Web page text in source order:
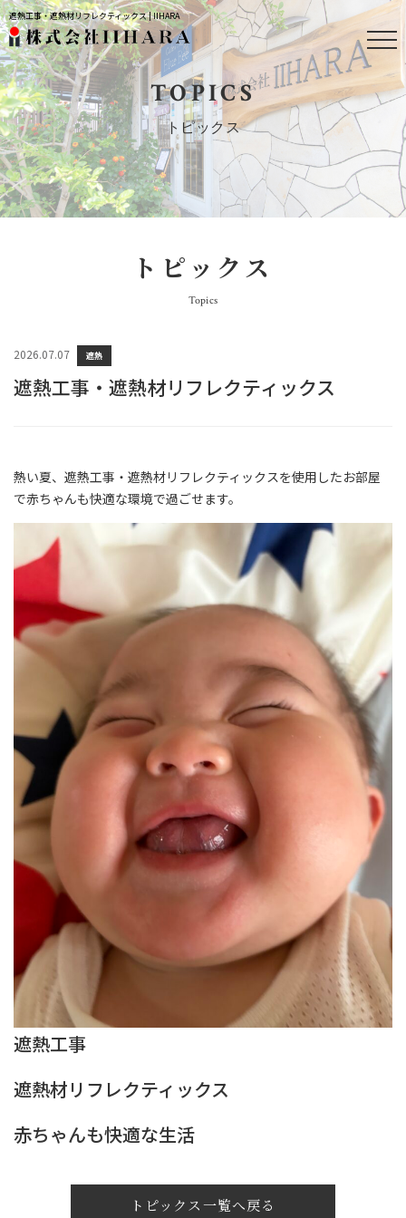
遮熱工事・遮熱材リフレクティックス | IIHARA
TOPICS
トピックス
トピックス
Topics
2026.07.07 遮熱
遮熱工事・遮熱材リフレクティックス
熱い夏、遮熱工事・遮熱材リフレクティックスを使用したお部屋
で赤ちゃんも快適な環境で過ごせます。
遮熱工事
遮熱材リフレクティックス
赤ちゃんも快適な生活
トピックス一覧へ戻る